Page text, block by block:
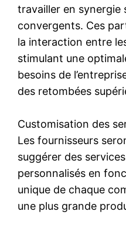
travailler en synergie
convergents. Ces
la interaction entre
stimulant une
besoins de
des retombées
Customisation des
Les fournisseurs
suggérer des
personnalisés en
unique de chaque
une plus grande